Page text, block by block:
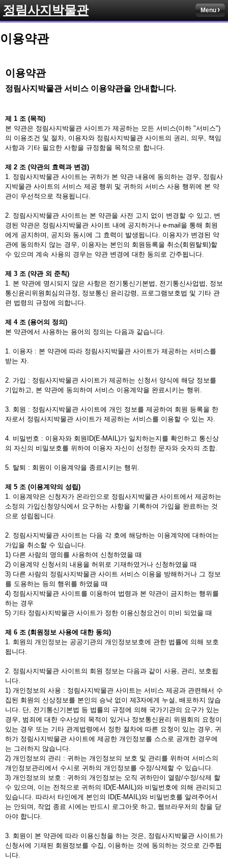
정림사지박물관 Menu
이용약관
이용약관
정림사지박물관 서비스 이용약관을 안내합니다.
제 1 조 (목적)
본 약관은 정림사지박물관 사이트가 제공하는 모든 서비스(이하 "서비스")
의 이용조건 및 절차, 이용자와 정림사지박물관 사이트의 권리, 의무, 책임
사항과 기타 필요한 사항을 규정함을 목적으로 합니다.
제 2 조 (약관의 효력과 변경)
1. 정림사지박물관 사이트는 귀하가 본 약관 내용에 동의하는 경우, 정림사
지박물관 사이트의 서비스 제공 행위 및 귀하의 서비스 사용 행위에 본 약
관이 우선적으로 적용됩니다.
2. 정림사지박물관 사이트는 본 약관을 사전 고지 없이 변경할 수 있고, 변
경된 약관은 정림사지박물관 사이트 내에 공지하거나 e-mail을 통해 회원
에게 공지하며, 공지와 동시에 그 효력이 발생됩니다. 이용자가 변경된 약
관에 동의하지 않는 경우, 이용자는 본인의 회원등록을 취소(회원탈퇴)할
수 있으며 계속 사용의 경우는 약관 변경에 대한 동의로 간주됩니다.
제 3 조 (약관 외 준칙)
1. 본 약관에 명시되지 않은 사항은 전기통신기본법, 전기통신사업법, 정보
통신윤리위원회심의규정, 정보통신 윤리강령, 프로그램보호법 및 기타 관
련 법령의 규정에 의합니다.
제 4 조 (용어의 정의)
본 약관에서 사용하는 용어의 정의는 다음과 같습니다.
1. 이용자 : 본 약관에 따라 정림사지박물관 사이트가 제공하는 서비스를
받는 자.
2. 가입 : 정림사지박물관 사이트가 제공하는 신청서 양식에 해당 정보를
기입하고, 본 약관에 동의하여 서비스 이용계약을 완료시키는 행위.
3. 회원 : 정림사지박물관 사이트에 개인 정보를 제공하여 회원 등록을 한
자로서 정림사지박물관 사이트가 제공하는 서비스를 이용할 수 있는 자.
4. 비밀번호 : 이용자와 회원ID(E-MAIL)가 일치하는지를 확인하고 통신상
의 자신의 비밀보호를 위하여 이용자 자신이 선정한 문자와 숫자의 조합.
5. 탈퇴 : 회원이 이용계약을 종료시키는 행위.
제 5 조 (이용계약의 성립)
1. 이용계약은 신청자가 온라인으로 정림사지박물관 사이트에서 제공하는
소정의 가입신청양식에서 요구하는 사항을 기록하여 가입을 완료하는 것
으로 성립됩니다.
2. 정림사지박물관 사이트는 다음 각 호에 해당하는 이용계약에 대하여는
가입을 취소할 수 있습니다.
1) 다른 사람의 명의를 사용하여 신청하였을 때
2) 이용계약 신청서의 내용을 허위로 기재하였거나 신청하였을 때
3) 다른 사람의 정림사지박물관 사이트 서비스 이용을 방해하거나 그 정보
를 도용하는 등의 행위를 하였을 때
4) 정림사지박물관 사이트를 이용하여 법령과 본 약관이 금지하는 행위를
하는 경우
5) 기타 정림사지박물관 사이트가 정한 이용신청요건이 미비 되었을 때
제 6 조 (회원정보 사용에 대한 동의)
1. 회원의 개인정보는 공공기관의 개인정보보호에 관한 법률에 의해 보호
됩니다.
2. 정림사지박물관 사이트의 회원 정보는 다음과 같이 사용, 관리, 보호됩
니다.
1) 개인정보의 사용 : 정림사지박물관 사이트는 서비스 제공과 관련해서 수
집된 회원의 신상정보를 본인의 승낙 없이 제3자에게 누설, 배포하지 않습
니다. 단, 전기통신기본법 등 법률의 규정에 의해 국가기관의 요구가 있는
경우, 범죄에 대한 수사상의 목적이 있거나 정보통신윤리 위원회의 요청이
있는 경우 또는 기타 관계법령에서 정한 절차에 따른 요청이 있는 경우, 귀
하가 정림사지박물관 사이트에 제공한 개인정보를 스스로 공개한 경우에
는 그러하지 않습니다.
2) 개인정보의 관리 : 귀하는 개인정보의 보호 및 관리를 위하여 서비스의
개인정보관리에서 수시로 귀하의 개인정보를 수정/삭제할 수 있습니다.
3) 개인정보의 보호 : 귀하의 개인정보는 오직 귀하만이 열람/수정/삭제 할
수 있으며, 이는 전적으로 귀하의 ID(E-MAIL)와 비밀번호에 의해 관리되고
있습니다. 따라서 타인에게 본인의 ID(E-MAIL)와 비밀번호를 알려주어서
는 안되며, 작업 종료 시에는 반드시 로그아웃 하고, 웹브라우저의 창을 닫
아야 합니다.
3. 회원이 본 약관에 따라 이용신청을 하는 것은, 정림사지박물관 사이트가
신청서에 기재된 회원정보를 수집, 이용하는 것에 동의하는 것으로 간주됩
니다.